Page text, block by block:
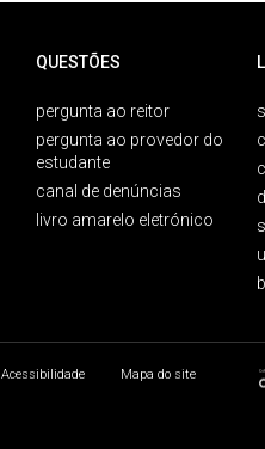
QUESTÕES
pergunta ao reitor
pergunta ao provedor do
estudante
canal de denúncias
livro amarelo eletrónico
Acessibilidade
Mapa do site